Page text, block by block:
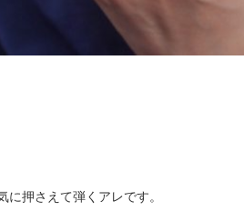
に押さえて弾くアレです。